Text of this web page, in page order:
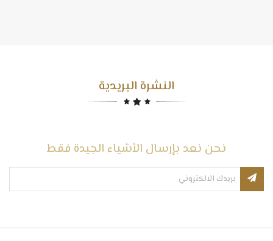
النشرة البريدية
نحن نعد بإرسال الأشياء الجيدة فقط